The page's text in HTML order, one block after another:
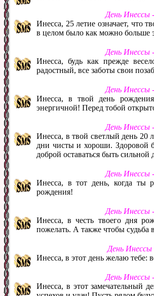
День Инессы
Инесса, 25 летие означает, что
в целом было как можно больше
День Инессы
Инесса, будь как прежде
радостный, все заботы свои
День Инессы
Инесса, в твой день
энергичной! Перед тобой
День Инессы
Инесса, в твой светлый день 20
дни чисты и хороши. Здоровой
доброй оставаться быть
День Инессы
Инесса, в тот день, когда ты
рождения!
День Инессы
Инесса, в честь твоего дня
пожелать. А также чтобы судьба
День
Инесса, в этот день желаю тебе:
День Инессы
Инесса, в этот замечательный